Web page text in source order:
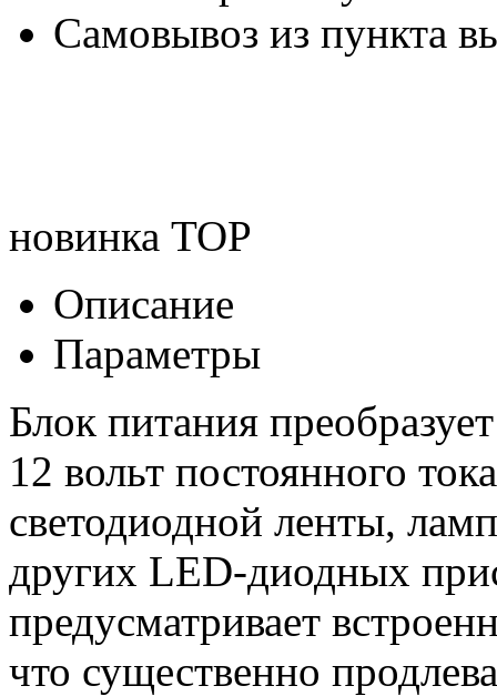
Самовывоз из пункта
новинка TOP
Описание
Параметры
Блок питания
12 вольт постоянного
светодиодной ленты,
других LED-диодных
предусматривает
что существенно